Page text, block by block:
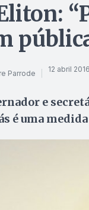
Parrode 12 abril
e
é uma